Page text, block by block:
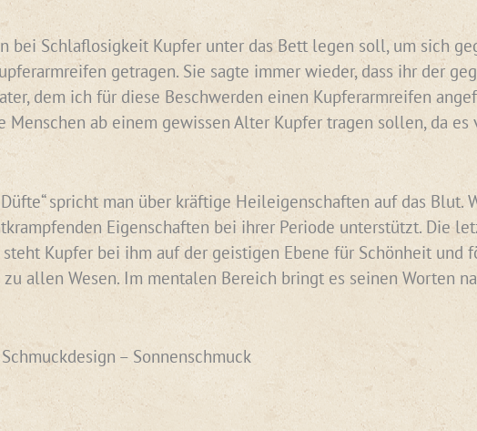
bei Schlaflosigkeit Kupfer unter das Bett legen soll, um sich
getragen. Sie sagte immer wieder, dass ihr der
dem ich für diese Beschwerden einen Kupferarmreifen
ab einem gewissen Alter Kupfer tragen sollen, da es
spricht man über kräftige Heileigenschaften auf das Blut.
Eigenschaften bei ihrer Periode unterstützt. Die
Kupfer bei ihm auf der geistigen Ebene für Schönheit und
allen Wesen. Im mentalen Bereich bringt es seinen Worten
– Sonnenschmuck